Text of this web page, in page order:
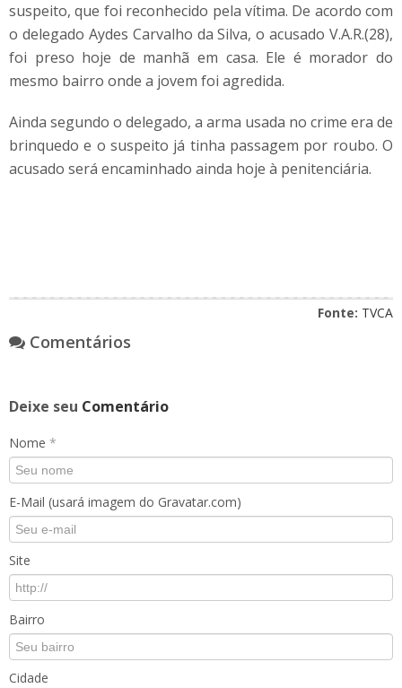
suspeito, que foi reconhecido pela vítima. De acordo com
o delegado Aydes Carvalho da Silva, o acusado V.A.R.(28),
foi preso hoje de manhã em casa. Ele é morador do
mesmo bairro onde a jovem foi agredida.
Ainda segundo o delegado, a arma usada no crime era de
brinquedo e o suspeito já tinha passagem por roubo. O
acusado será encaminhado ainda hoje à penitenciária.
Fonte: TVCA
Comentários
Deixe seu Comentário
Nome *
E-Mail (usará imagem do Gravatar.com)
Site
Bairro
Cidade